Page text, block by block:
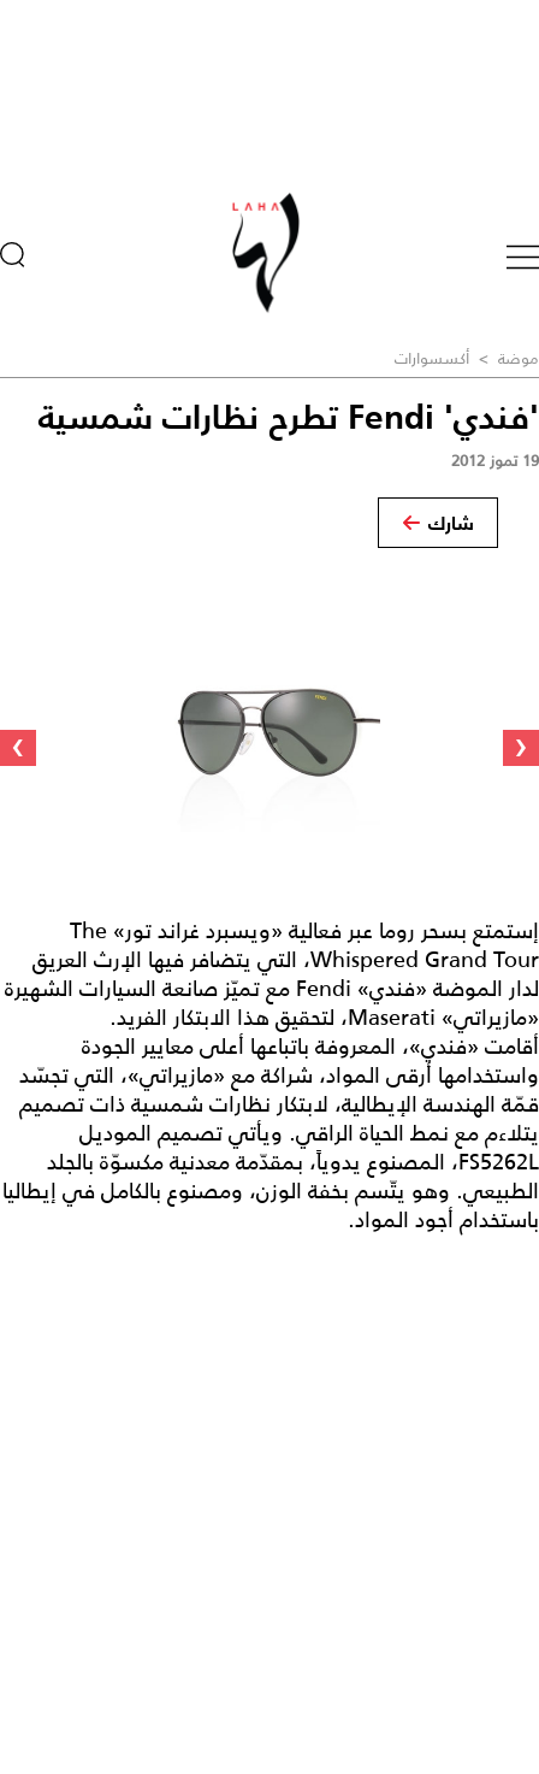
موضة > أكسسوارات
'فندي' Fendi تطرح نظارات شمسية
19 تموز 2012
شارك
‹
›
إستمتع بسحر روما عبر فعالية «ويسبرد غراند تور» The
Whispered Grand Tour، التي يتضافر فيها الإرث العريق
لدار الموضة «فندي» Fendi مع تميّز صانعة السيارات الشهيرة
«مازيراتي» Maserati، لتحقيق هذا الابتكار الفريد.
أقامت «فندي»، المعروفة باتباعها أعلى معايير الجودة
واستخدامها أرقى المواد، شراكة مع «مازيراتي»، التي تجسّد
قمّة الهندسة الإيطالية، لابتكار نظارات شمسية ذات تصميم
يتلاءم مع نمط الحياة الراقي. ويأتي تصميم الموديل
FS5262L، المصنوع يدوياً، بمقدّمة معدنية مكسوّة بالجلد
الطبيعي. وهو يتّسم بخفة الوزن، ومصنوع بالكامل في إيطاليا
باستخدام أجود المواد.